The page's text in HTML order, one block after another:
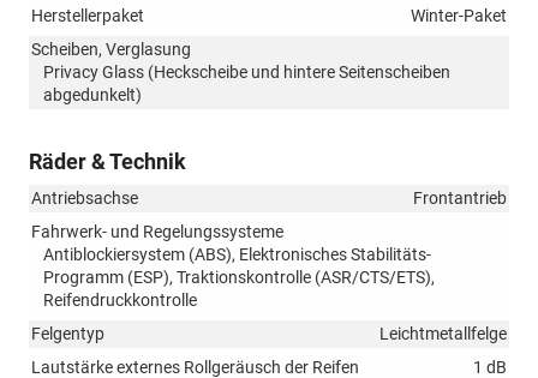
Herstellerpaket
Winter-Paket
Scheiben, Verglasung
Privacy Glass (Heckscheibe und hintere Seitenscheiben
abgedunkelt)
Räder & Technik
Antriebsachse
Frontantrieb
Fahrwerk- und Regelungssysteme
Antiblockiersystem (ABS), Elektronisches Stabilitäts-
Programm (ESP), Traktionskontrolle (ASR/CTS/ETS),
Reifendruckkontrolle
Felgentyp
Leichtmetallfelge
Lautstärke externes Rollgeräusch der Reifen
1 dB